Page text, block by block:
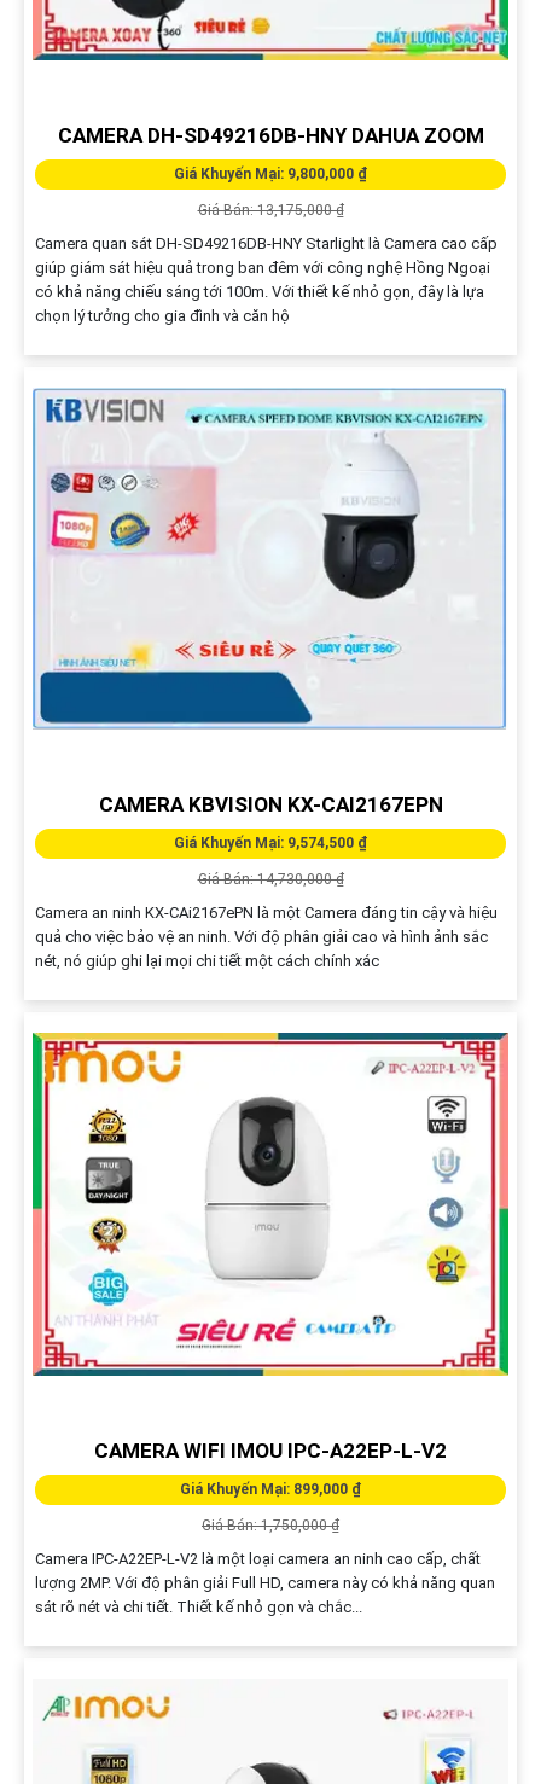
CAMERA DH-SD49216DB-HNY DAHUA ZOOM
Giá Khuyến Mại: 9,800,000 ₫
Giá Bán: 13,175,000 ₫
Camera quan sát DH-SD49216DB-HNY Starlight là Camera cao cấp
giúp giám sát hiệu quả trong ban đêm với công nghệ Hồng Ngoại
có khả năng chiếu sáng tới 100m. Với thiết kế nhỏ gọn, đây là lựa
chọn lý tưởng cho gia đình và căn hộ
CAMERA KBVISION KX-CAI2167EPN
Giá Khuyến Mại: 9,574,500 ₫
Giá Bán: 14,730,000 ₫
Camera an ninh KX-CAi2167ePN là một Camera đáng tin cậy và hiệu
quả cho việc bảo vệ an ninh. Với độ phân giải cao và hình ảnh sắc
nét, nó giúp ghi lại mọi chi tiết một cách chính xác
CAMERA WIFI IMOU IPC-A22EP-L-V2
Giá Khuyến Mại: 899,000 ₫
Giá Bán: 1,750,000 ₫
Camera IPC-A22EP-L-V2 là một loại camera an ninh cao cấp, chất
lượng 2MP. Với độ phân giải Full HD, camera này có khả năng quan
sát rõ nét và chi tiết. Thiết kế nhỏ gọn và chắc...